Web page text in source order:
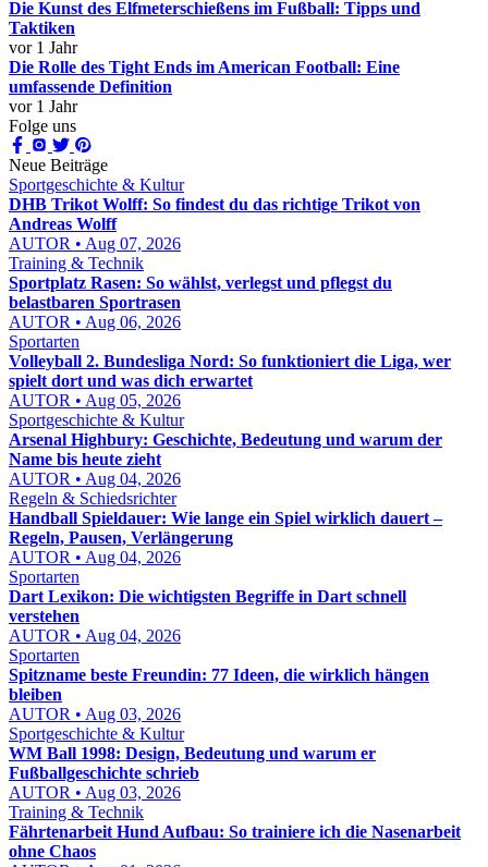
Die Kunst des Elfmeterschießens im Fußball: Tipps und
Taktiken
vor 1 Jahr
Die Rolle des Tight Ends im American Football: Eine
umfassende Definition
vor 1 Jahr
Folge uns
Neue Beiträge
Sportgeschichte & Kultur
DHB Trikot Wolff: So findest du das richtige Trikot von
Andreas Wolff
AUTOR • Aug 07, 2026
Training & Technik
Sportplatz Rasen: So wählst, verlegst und pflegst du
belastbaren Sportrasen
AUTOR • Aug 06, 2026
Sportarten
Volleyball 2. Bundesliga Nord: So funktioniert die Liga, wer
spielt dort und was dich erwartet
AUTOR • Aug 05, 2026
Sportgeschichte & Kultur
Arsenal Highbury: Geschichte, Bedeutung und warum der
Name bis heute zieht
AUTOR • Aug 04, 2026
Regeln & Schiedsrichter
Handball Spieldauer: Wie lange ein Spiel wirklich dauert –
Regeln, Pausen, Verlängerung
AUTOR • Aug 04, 2026
Sportarten
Dart Lexikon: Die wichtigsten Begriffe in Dart schnell
verstehen
AUTOR • Aug 04, 2026
Sportarten
Spitzname beste Freundin: 77 Ideen, die wirklich hängen
bleiben
AUTOR • Aug 03, 2026
Sportgeschichte & Kultur
WM Ball 1998: Design, Bedeutung und warum er
Fußballgeschichte schrieb
AUTOR • Aug 03, 2026
Training & Technik
Fährtenarbeit Hund Aufbau: So trainiere ich die Nasenarbeit
ohne Chaos